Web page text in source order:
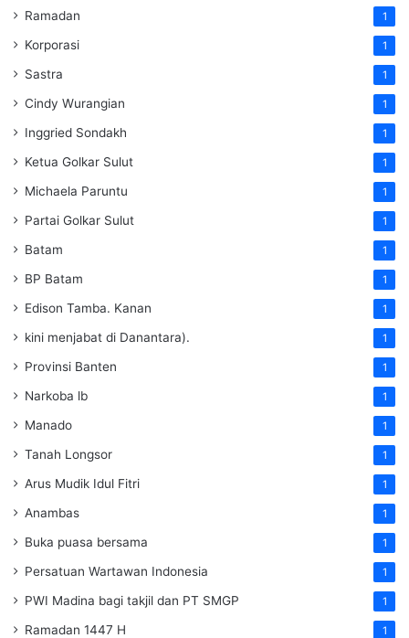
Ramadan 1
Korporasi 1
Sastra 1
Cindy Wurangian 1
Inggried Sondakh 1
Ketua Golkar Sulut 1
Michaela Paruntu 1
Partai Golkar Sulut 1
Batam 1
BP Batam 1
Edison Tamba. Kanan 1
kini menjabat di Danantara). 1
Provinsi Banten 1
Narkoba lb 1
Manado 1
Tanah Longsor 1
Arus Mudik Idul Fitri 1
Anambas 1
Buka puasa bersama 1
Persatuan Wartawan Indonesia 1
PWI Madina bagi takjil dan PT SMGP 1
Ramadan 1447 H 1